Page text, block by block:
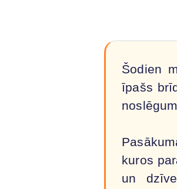
Šodien
īpašs
kuros
un